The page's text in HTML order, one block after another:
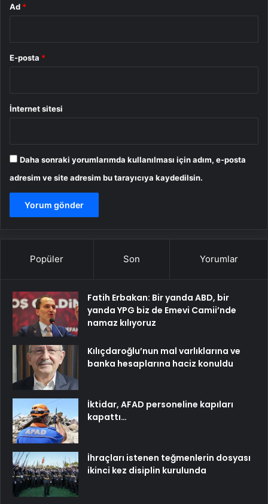
Ad *
E-posta *
İnternet sitesi
Daha sonraki yorumlarımda kullanılması için adım, e-posta
adresim ve site adresim bu tarayıcıya kaydedilsin.
Popüler Son Yorumlar
Fatih Erbakan: Bir yanda ABD, bir
yanda YPG biz de Emevi Camii’nde
namaz kılıyoruz
Kılıçdaroğlu’nun mal varlıklarına ve
banka hesaplarına haciz konuldu
İktidar, AFAD personeline kapıları
kapattı…
İhraçları istenen teğmenlerin dosyası
ikinci kez disiplin kurulunda